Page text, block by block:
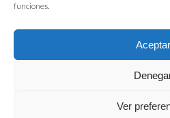
funciones.
Aceptar
Ver
FIAB Federación Española de